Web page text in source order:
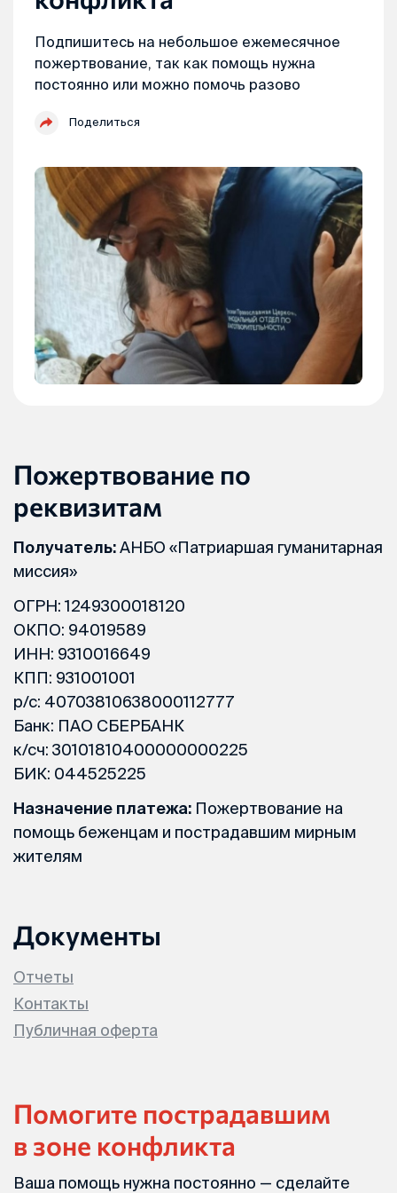
Подпишитесь на небольшое ежемесячное
пожертвование, так как помощь нужна
постоянно или можно помочь разово
Поделиться
Пожертвование по
реквизитам
Получатель:АНБО «Патриаршая гуманитарная
миссия»
ОГРН: 1249300018120
ОКПО: 94019589
ИНН: 9310016649
КПП: 931001001
р/с: 40703810638000112777
Банк: ПАО СБЕРБАНК
к/сч: 30101810400000000225
БИК: 044525225
Назначение платежа: Пожертвование на
помощь беженцам и пострадавшим мирным
жителям
Документы
Отчеты
Контакты
Публичная оферта
Помогите пострадавшим
в зоне конфликта
Ваша помощь нужна постоянно — сделайте